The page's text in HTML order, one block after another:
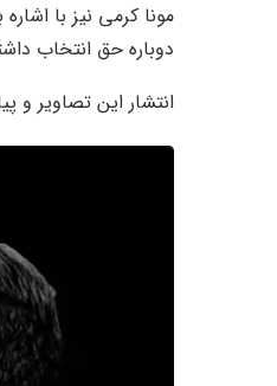
مونا کرمی نیز با
دوباره حق انتخاب
انتشار این تصاویر و